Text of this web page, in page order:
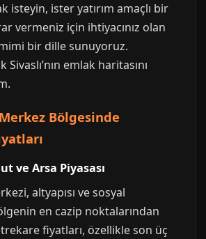
isteyin, ister yatırım amaçlı bir
vermeniz için ihtiyacınız olan
bir dille sunuyoruz.
Sivaslı’nın emlak haritasını
Bölgesinde
ve Arsa Piyasası
altyapısı ve sosyal
en cazip noktalarından
fiyatları, özellikle son üç